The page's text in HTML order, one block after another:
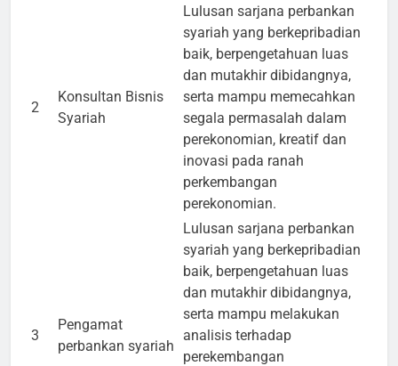
2
Konsultan Bisnis
Syariah
Lulusan sarjana perbankan
syariah yang berkepribadian
baik, berpengetahuan luas
dan mutakhir dibidangnya,
serta mampu memecahkan
segala permasalah dalam
perekonomian, kreatif dan
inovasi pada ranah
perkembangan
perekonomian.
3
Pengamat
perbankan syariah
Lulusan sarjana perbankan
syariah yang berkepribadian
baik, berpengetahuan luas
dan mutakhir dibidangnya,
serta mampu melakukan
analisis terhadap
perekembangan